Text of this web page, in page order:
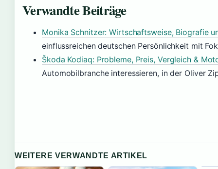
Verwandte Beiträge
Monika Schnitzer: Wirtschaftsweise, Biografie
einflussreichen deutschen Persönlichkeit mit
Škoda Kodiaq: Probleme, Preis, Vergleich &
Automobilbranche interessieren, in der Oliver
WEITERE VERWANDTE ARTIKEL